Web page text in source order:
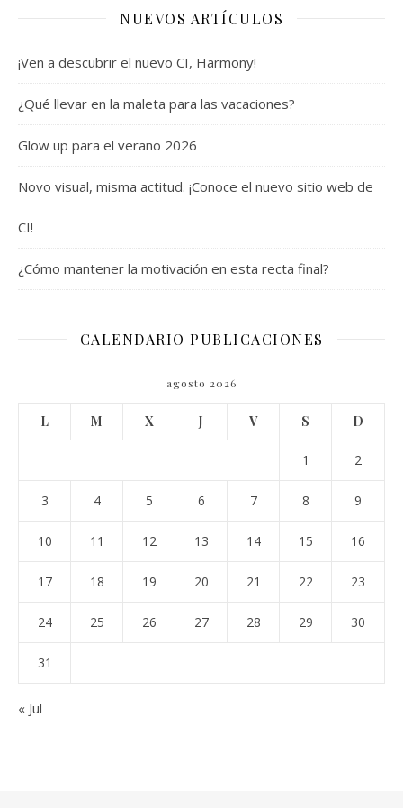
NUEVOS ARTÍCULOS
¡Ven a descubrir el nuevo CI, Harmony!
¿Qué llevar en la maleta para las vacaciones?
Glow up para el verano 2026
Novo visual, misma actitud. ¡Conoce el nuevo sitio web de
CI!
¿Cómo mantener la motivación en esta recta final?
CALENDARIO PUBLICACIONES
agosto 2026
L M X J V S D
1 2
3 4 5 6 7 8 9
10 11 12 13 14 15 16
17 18 19 20 21 22 23
24 25 26 27 28 29 30
31
« Jul